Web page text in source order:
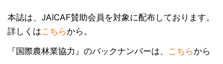
本誌は、JAICAF賛助会員を対象に配布しております。
詳しくはこちらから。
『国際農林業協力』のバックナンバーは、 こちらから